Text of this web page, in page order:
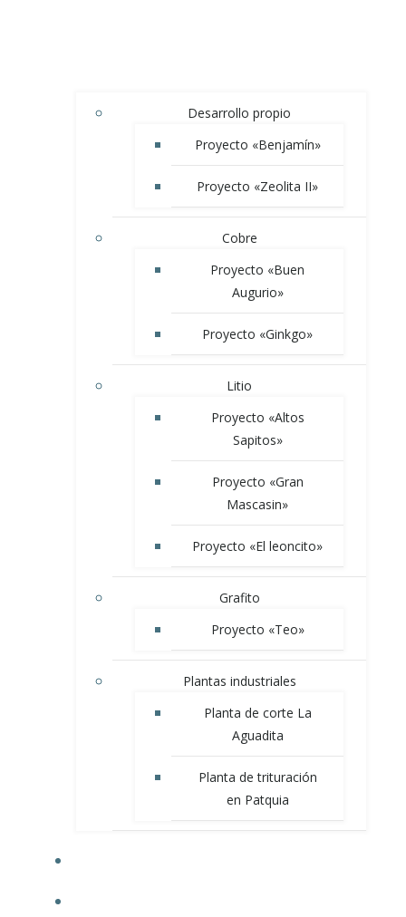
Desarrollo propio
Proyecto «Benjamín»
Proyecto «Zeolita II»
Cobre
Proyecto «Buen
Augurio»
Proyecto «Ginkgo»
Litio
Proyecto «Altos
Sapitos»
Proyecto «Gran
Mascasin»
Proyecto «El leoncito»
Grafito
Proyecto «Teo»
Plantas industriales
Planta de corte La
Aguadita
Planta de trituración
en Patquia